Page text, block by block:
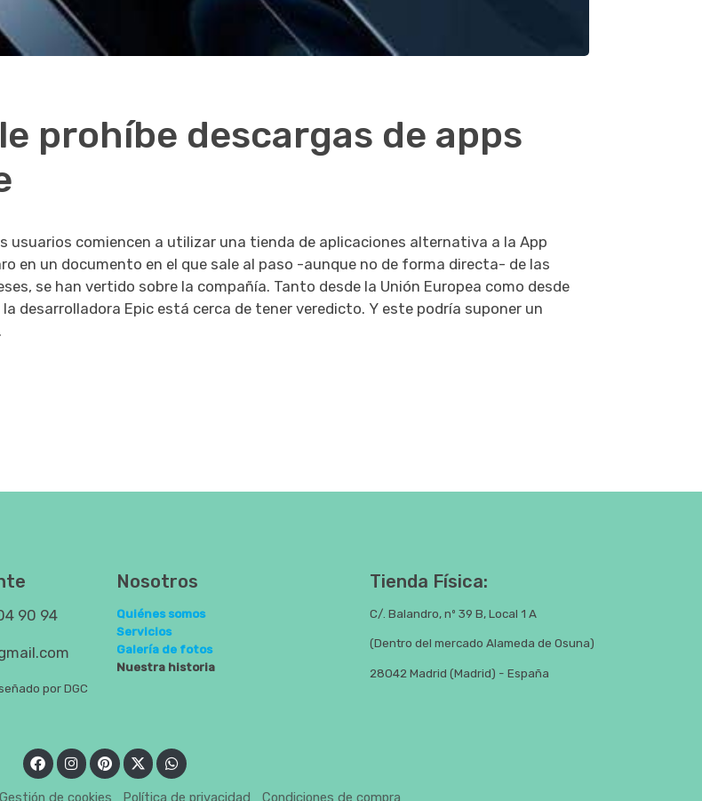
prohíbe descargas de apps
usuarios comiencen a utilizar una tienda de aplicaciones alternativa a la App
en un documento en el que sale al paso -aunque no de forma directa- de las
se han vertido sobre la compañía. Tanto desde la Unión Europea como desde
desarrolladora Epic está cerca de tener veredicto. Y este podría suponer un
90 94
por DGC
Nosotros
Quiénes somos
Servicios
Galería de fotos
Nuestra historia
Tienda Física:
C/. Balandro, nº 39 B, Local 1 A
(Dentro del mercado Alameda de Osuna)
28042 Madrid (Madrid) - España
Gestión de cookies Política de privacidad Condiciones de compra